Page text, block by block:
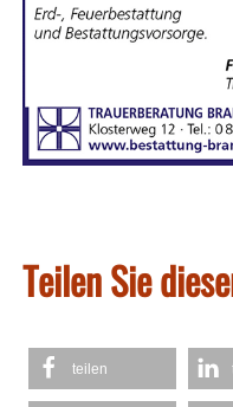
Teilen Sie
teilen